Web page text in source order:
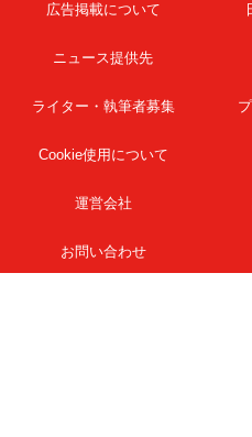
広告掲載について
ニュース提供先
ライター・執筆者募集
Cookie使用について
運営会社
お問い合わせ